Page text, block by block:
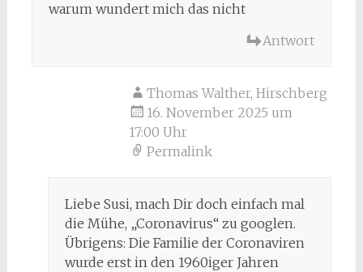
warum wundert mich das nicht
Antwort
Thomas Walther, Hirschberg
16. November 2025 um
17:00 Uhr
Permalink
Liebe Susi, mach Dir doch einfach mal
die Mühe, „Coronavirus“ zu googlen.
Übrigens: Die Familie der Coronaviren
wurde erst in den 1960iger Jahren